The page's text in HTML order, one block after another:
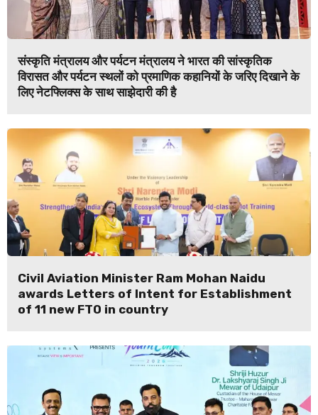
संस्कृति मंत्रालय और पर्यटन मंत्रालय ने भारत की सांस्कृतिक
विरासत और पर्यटन स्थलों को प्रमाणिक कहानियों के जरिए दिखाने के
लिए नेटफ्लिक्स के साथ साझेदारी की है
Civil Aviation Minister Ram Mohan Naidu
awards Letters of Intent for Establishment
of 11 new FTO in country